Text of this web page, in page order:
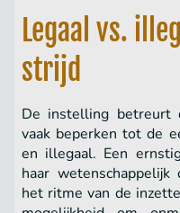
Legaal vs.
strijd
De instelling betreurt
vaak beperken tot de
en illegaal. Een
haar
het ritme van de